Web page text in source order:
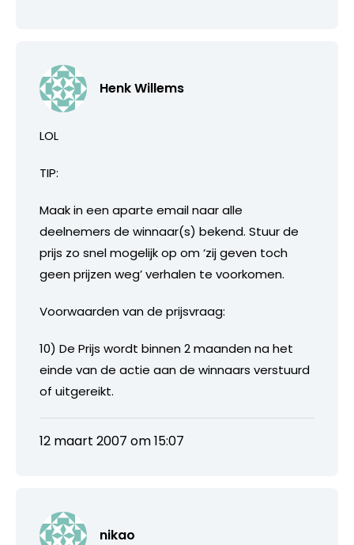
Henk Willems
LOL
TIP:
Maak in een aparte email naar alle
deelnemers de winnaar(s) bekend. Stuur de
prijs zo snel mogelijk op om ‘zij geven toch
geen prijzen weg’ verhalen te voorkomen.
Voorwaarden van de prijsvraag:
10) De Prijs wordt binnen 2 maanden na het
einde van de actie aan de winnaars verstuurd
of uitgereikt.
12 maart 2007 om 15:07
nikao